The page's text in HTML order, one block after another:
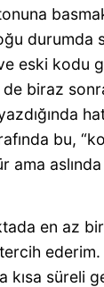
durumda
eski kodu
biraz
bu,
ama
en az
ederim.
kısa süreli